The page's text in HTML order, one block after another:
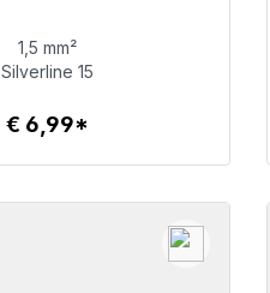
€ 6,99
Details
1,5 mm²
Silverline 15
€ 6,99*